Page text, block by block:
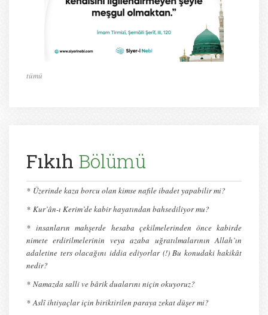
tümü
Fıkıh Bölümü
* Üzerinde kaza borcu olan kimse nafile ibadet yapabilir mi?
* Kur’ân-ı Kerim’de kabir hayatından bahsediliyor mu?
* insanların mahşerde hesaba çekilmelerinden önce kabirde
nimete erdirilmelerinin veya azaba uğratılmalarının Allah’ın
adaletine ters olacağını iddia ediyorlar (!) Bu konudaki hakikât
nedir?
* Namazda salli ve bârik dualarını niçin okuyoruz?
*Aslî ihtiyaçlar için biriktirilen paraya zekat düşer mi?